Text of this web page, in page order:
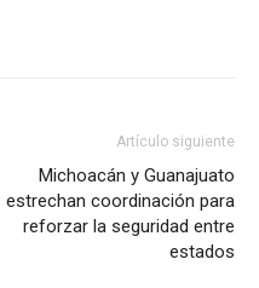
Artículo siguiente
Michoacán y Guanajuato
estrechan coordinación para
reforzar la seguridad entre
estados